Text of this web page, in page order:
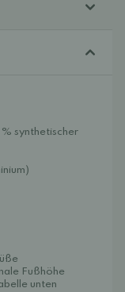
synthetischer
Fußhöhe
unten